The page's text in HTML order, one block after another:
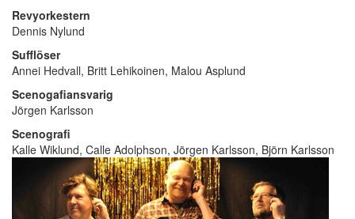
Revyorkestern
Dennis Nylund
Sufflöser
Annei Hedvall, Britt Lehikoinen, Malou Asplund
Scenogafiansvarig
Jörgen Karlsson
Scenografi
Kalle Wiklund, Calle Adolphson, Jörgen Karlsson, Björn Karlsson